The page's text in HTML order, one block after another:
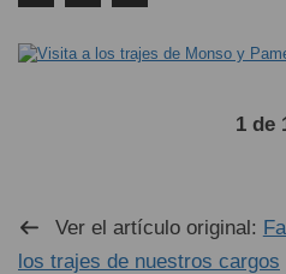
1 de
Ver el artículo original:
los trajes de nuestros cargos